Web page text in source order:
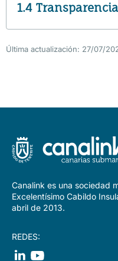
1.4 Transparencia
Última actualización: 27/07/
Canalink es una sociedad
Excelentísimo Cabildo
abril de 2013.
REDES: